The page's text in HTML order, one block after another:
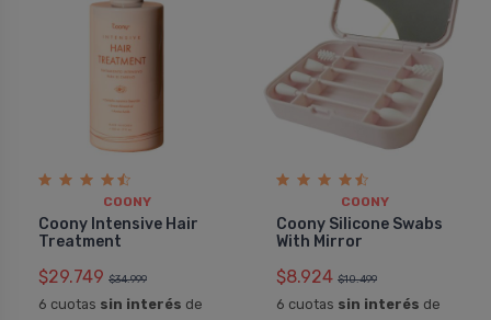
COONY
Coony Intensive Hair
Treatment
$29.749 $34.999
6 cuotas sin interés de
COONY
Coony Silicone Swabs
With Mirror
$8.924 $10.499
6 cuotas sin interés de